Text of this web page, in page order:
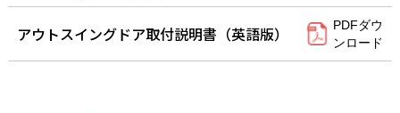
アウトスイングドア取付説明書（英語版）
PDFダウ
ンロード